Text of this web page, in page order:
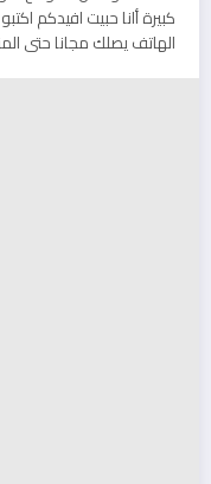
الهاتف يصلك مجانا حتى